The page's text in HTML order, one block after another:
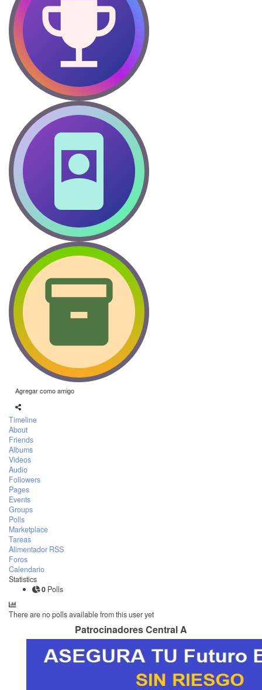
Agregar como amigo
Timeline
About
Friends
Albums
Videos
Audio
Followers
Pages
Events
Groups
Polls
Marketplace
Tareas
Alimentador RSS
Foros
Calendario
Statistics
0 Polls
There are no polls available from this user yet
Patrocinadores Central A